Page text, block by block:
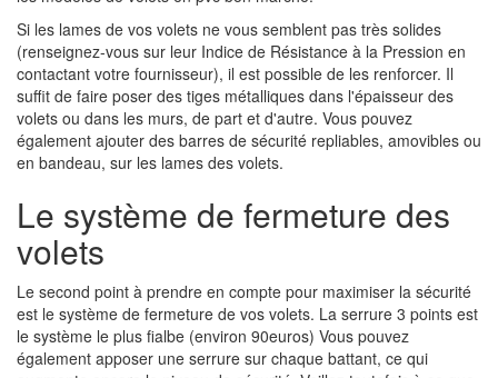
Si les lames de vos volets ne vous semblent pas très solides
(renseignez-vous sur leur Indice de Résistance à la Pression en
contactant votre fournisseur), il est possible de les renforcer. Il
suffit de faire poser des tiges métalliques dans l'épaisseur des
volets ou dans les murs, de part et d'autre. Vous pouvez
également ajouter des barres de sécurité repliables, amovibles ou
en bandeau, sur les lames des volets.
Le système de fermeture des
volets
Le second point à prendre en compte pour maximiser la sécurité
est le système de fermeture de vos volets. La serrure 3 points est
le système le plus fialbe (environ 90euros) Vous pouvez
également apposer une serrure sur chaque battant, ce qui